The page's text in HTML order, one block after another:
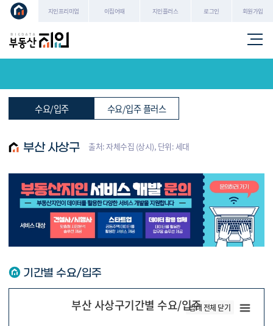
지인프리미엄 이집어때 지인플러스 로그인 회원가입
수요/입주 수요/입주 플러스
부산 사상구 출처: 자체수집 (상시), 단위: 세대
기간별 수요/입주
범례 전체 닫기
부산 사상구기간별 수요/입주